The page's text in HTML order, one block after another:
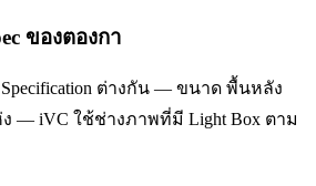
ของตองกา
ต่างกัน — ขนาด พื้นหลัง
— iVC ใช้ช่างภาพที่มี Light Box ตาม